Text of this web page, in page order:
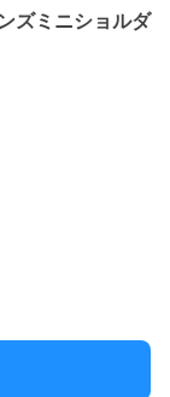
ズミニショルダ